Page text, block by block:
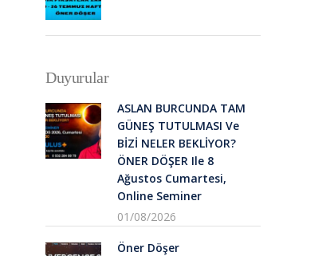
Duyurular
ASLAN BURCUNDA TAM
GÜNEŞ TUTULMASI Ve
BİZİ NELER BEKLİYOR?
ÖNER DÖŞER Ile 8
Ağustos Cumartesi,
Online Seminer
01/08/2026
Öner Döşer